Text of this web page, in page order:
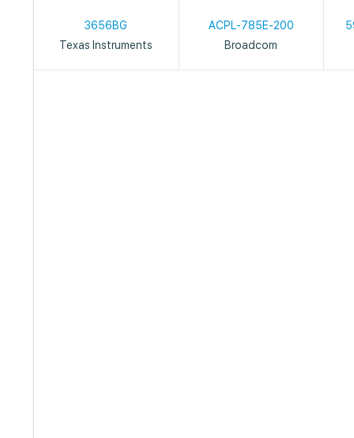
3656BG
Texas Instruments
ACPL-785E-200
Broadcom